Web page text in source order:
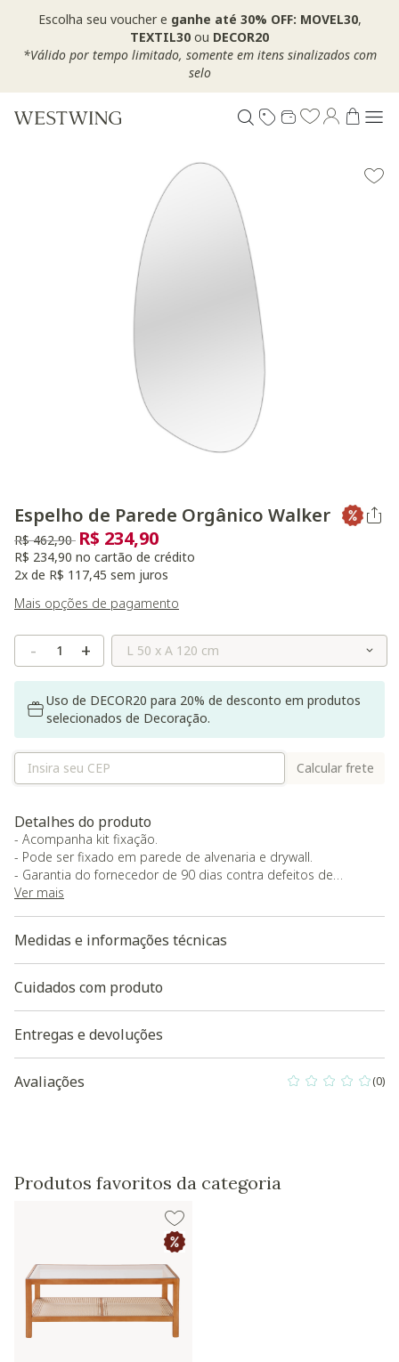
Escolha seu voucher e ganhe até 30% OFF: MOVEL30,
TEXTIL30 ou DECOR20
*Válido por tempo limitado, somente em itens sinalizados com
selo
Espelho de Parede Orgânico Walker
Preço reduzido de
R$ 462,90 para
R$ 234,90
R$ 234,90 no cartão de crédito
2x de R$ 117,45 sem juros
Mais opções de pagamento
- + Selecione o Tamanho
Uso de DECOR20 para 20% de desconto em produtos
selecionados de Decoração.
Calcular frete
Detalhes do produto
- Acompanha kit fixação.
- Pode ser fixado em parede de alvenaria e drywall.
- Garantia do fornecedor de 90 dias contra defeitos de
fabricação.
Ver mais
Medidas e informações técnicas
Cuidados com produto
Entregas e devoluções
Avaliações 0 out of 5 (0)
Produtos favoritos da categoria